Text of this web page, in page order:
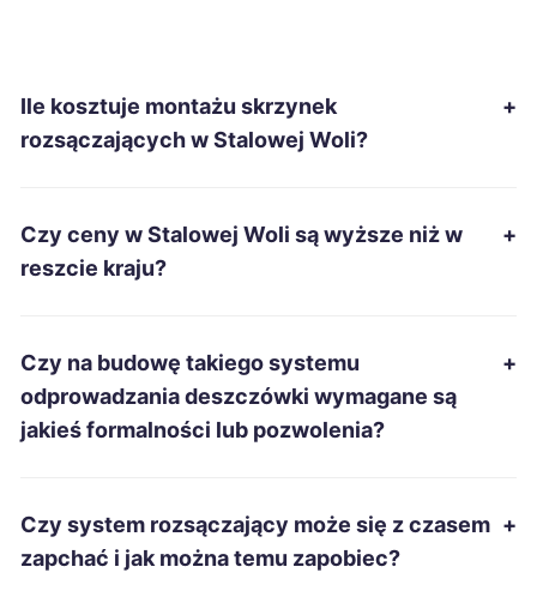
Starachowice
Tarnowskie Góry
Sanok TWÓJ REGION 380 zł
Tarnobrzeg TWÓJ REGION 381 zł
Ile kosztuje montażu skrzynek
rozsączających w Stalowej Woli?
+
Czy ceny w Stalowej Woli są wyższe niż w
reszcie kraju?
+
Czy na budowę takiego systemu
odprowadzania deszczówki wymagane są
jakieś formalności lub pozwolenia?
+
Czy system rozsączający może się z czasem
zapchać i jak można temu zapobiec?
+